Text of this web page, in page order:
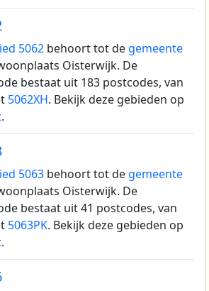
5062 behoort tot de gemeente
Oisterwijk. De
bestaat uit 183 postcodes, van
5062XH. Bekijk deze gebieden op
.
5063 behoort tot de gemeente
Oisterwijk. De
bestaat uit 41 postcodes, van
5063PK. Bekijk deze gebieden op
.